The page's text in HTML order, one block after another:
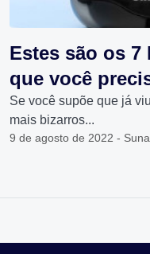
Estes são os 7
que você
Se você supõe que já
mais bizarros...
9 de agosto de 2022 -